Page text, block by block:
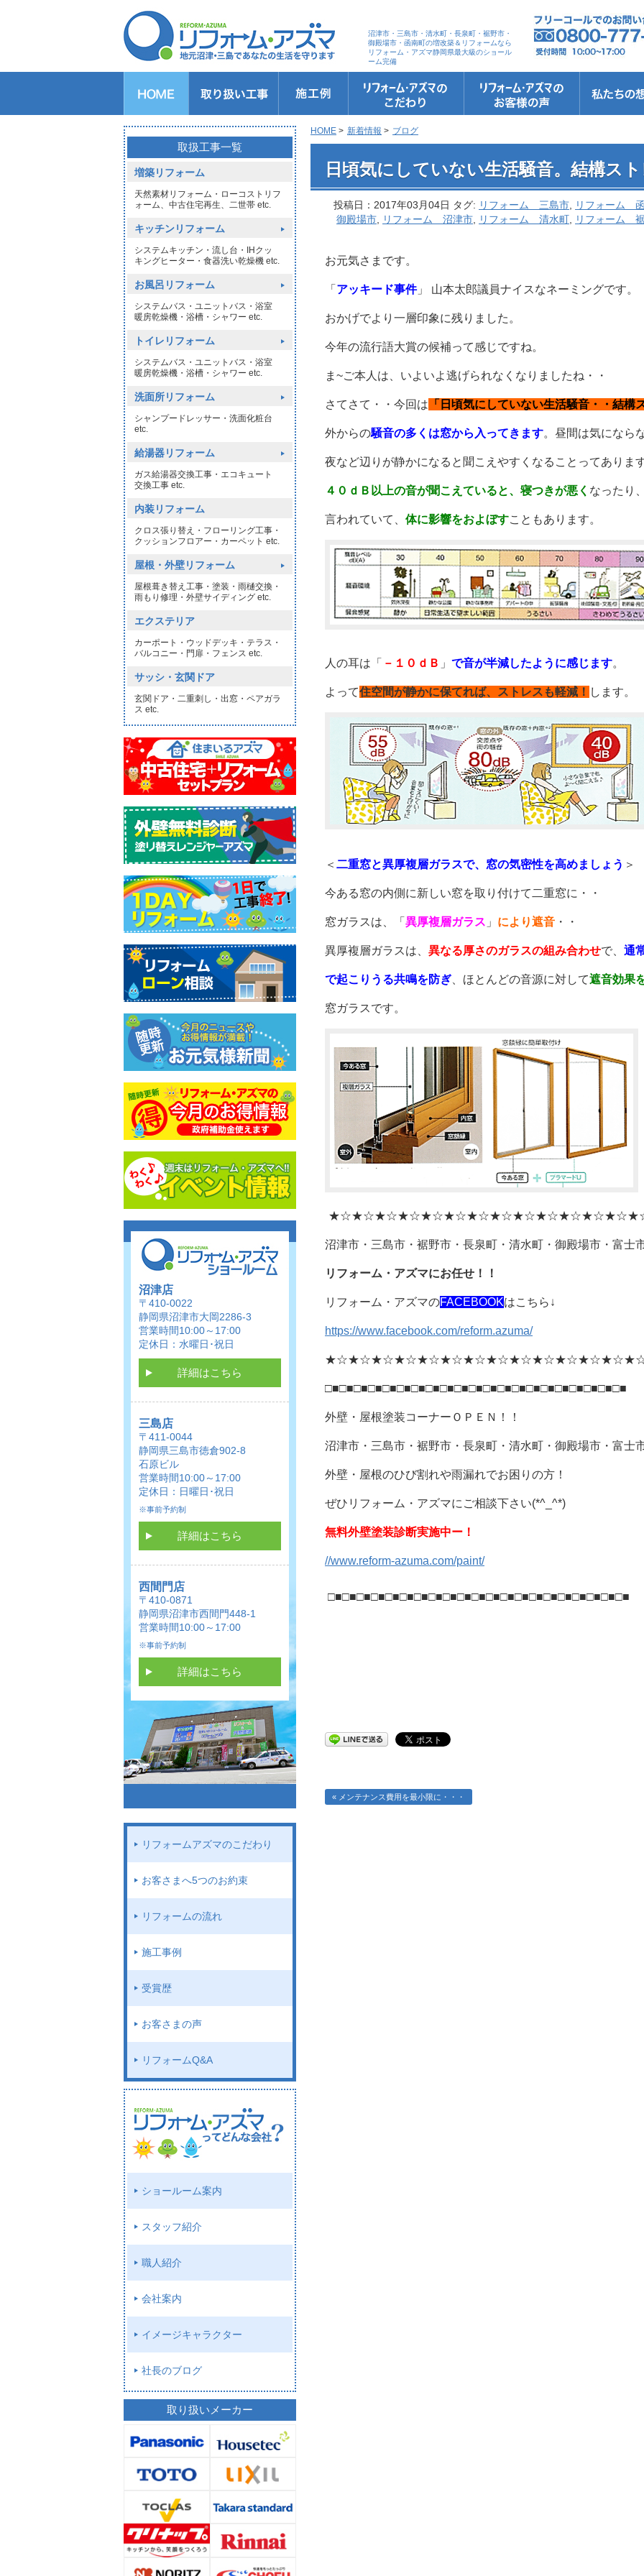
沼津市・三島市・清水町・長泉町・裾野市・
御殿場市・函南町の増改築＆リフォームなら
リフォーム・アズマ静岡県最大級のショール
ーム完備
キッチンのリフォーム
バスルームのリフォーム
トイレのリフォーム
洗面所のリフォーム
給湯器交換
窓リフォーム
玄関リフォーム
1DAYリフォーム
外壁・屋根塗装 リフォーム・アズマのこだわり
お客さまへの5つのお約束
リフォームの流れ
リフォームQ&A
安心保証
リフォームローン相談
HOME > 新着情報 > ブログ
> 日頃気にしていない生活騒音。結構ストレスかも・・
日頃気にしていない生活騒音。結構ス
投稿日：2017年03月04日 タグ: リフォーム 三島市 リフォーム
御殿場市
リフォーム 沼津市 リフォーム 清水町 リフォーム
お元気さまです。
「 アッキード事件」 山本太郎議員ナイスなネーミングです。
おかげでより一層印象に残りました。
今年の流行語大賞の候補って感じですね。
ま~ご本人は、いよいよ逃げられなくなりましたね・・
さてさて・・今回は 「日頃気にしていない生活騒音・・結構
外からの騒音の多くは窓から入ってきます。昼間は気になら
夜など辺りが静かになると聞こえやすくなることってあります
４０ｄＢ以上の音が聞こえていると、寝つきが悪く なったり
言われていて、 体に影響をおよぼすこともあります。
人の耳は「 －１０ｄＢ 」 で音が半減したように感じます。
よって住空間が静かに保てれば、ストレスも軽減！ します。
＜ 二重窓と異厚複層ガラスで、窓の気密性を高めましょう ＞
今ある窓の内側に新しい窓を取り付けて二重窓に・・
窓ガラスは、「 異厚複層ガラス 」 により遮音 ・・
異厚複層ガラスは、 異なる厚さのガラスの組み合わせで、 通
で起こりうる共鳴を防ぎ 、ほとんどの音源に対して遮音効果
窓ガラスです。
沼津市・三島市・裾野市・長泉町・清水町・御殿場市・富士
リフォーム・アズマにお任せ！！
リフォーム・アズマのFACEBOOKはこちら↓
https://www.facebook.com/reform.azuma/
□■□■□■□■□■□■□■□■□■□■□■□■□■□■□■□■□■□■□■□■□■
外壁・屋根塗装コーナーＯＰＥＮ！！
沼津市・三島市・裾野市・長泉町・清水町・御殿場市・富士
外壁・屋根のひび割れや雨漏れでお困りの方！
ぜひリフォーム・アズマにご相談下さい(*^_^*)
無料外壁塗装診断実施中ー！
//www.reform-azuma.com/paint/
□■□■□■□■□■□■□■□■□■□■□■□■□■□■□■□■□■□■□■□■□■
« メンテナンス費用を最小限に・・・
取扱工事一覧
増築リフォーム
天然素材リフォーム・ローコストリフ
ォーム、中古住宅再生、二世帯 etc.
キッチンリフォーム
システムキッチン・流し台・IHクッ
キングヒーター・食器洗い乾燥機 etc.
お風呂リフォーム
システムバス・ユニットバス・浴室
暖房乾燥機・浴槽・シャワー etc.
トイレリフォーム
システムバス・ユニットバス・浴室
暖房乾燥機・浴槽・シャワー etc.
洗面所リフォーム
シャンプードレッサー・洗面化粧台
etc.
給湯器リフォーム
ガス給湯器交換工事・エコキュート
交換工事 etc.
内装リフォーム
クロス張り替え・フローリング工事・
クッションフロアー・カーペット etc.
屋根・外壁リフォーム
屋根葺き替え工事・塗装・雨樋交換・
雨もり修理・外壁サイディング etc.
エクステリア
カーポート・ウッドデッキ・テラス・
バルコニー・門扉・フェンス etc.
サッシ・玄関ドア
玄関ドア・二重刺し・出窓・ペアガラ
ス etc.
沼津店
〒410-0022
静岡県沼津市大岡2286-3
営業時間10:00～17:00
定休日：水曜日･祝日
詳細はこちら
三島店
〒411-0044
静岡県三島市徳倉902-8
石原ビル
営業時間10:00～17:00
定休日：日曜日･祝日
※事前予約制
詳細はこちら
西間門店
〒410-0871
静岡県沼津市西間門448-1
営業時間10:00～17:00
※事前予約制
詳細はこちら
リフォームアズマのこだわり
お客さまへ5つのお約束
リフォームの流れ
施工事例
受賞歴
お客さまの声
リフォームQ&A
ショールーム案内
スタッフ紹介
職人紹介
会社案内
イメージキャラクター
社長のブログ
取り扱いメーカー